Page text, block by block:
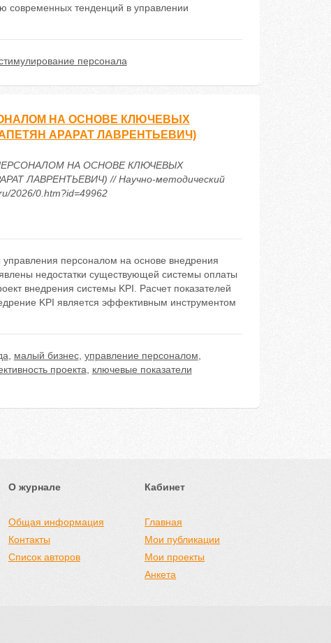
современных тенденций в управлении
персонала
НА ОСНОВЕ КЛЮЧЕВЫХ
АРАРАТ ЛАВРЕНТЬЕВИЧ)
НА ОСНОВЕ КЛЮЧЕВЫХ
ЛАВРЕНТЬЕВИЧ) // Научно-методический
2026/0.htm?id=49962
персоналом на основе внедрения
недостатки существующей системы оплаты
внедрения системы KPI. Расчет показателей
KPI является эффективным инструментом
малый бизнес, управление персоналом
проекта
ключевые показатели
О журнале
Общая информация
Контакты
Список авторов
Кабинет
Главная
Мои публикации
Мои проекты
Анкета